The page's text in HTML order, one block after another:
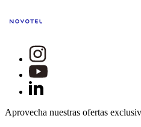
Aprovecha nuestras ofertas